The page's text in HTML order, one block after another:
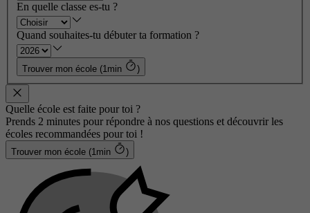
En quelle classe es-tu ?
Quand souhaites-tu débuter ta formation ?
Trouver mon école (1min )
Quelle école est faite pour toi ?
Prends 2 minutes pour répondre à nos questions et découvrir les
écoles recommandées pour toi !
Trouver mon école (1min )